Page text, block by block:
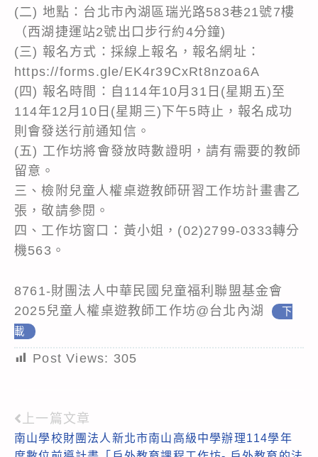
(二) 地點：台北市內湖區瑞光路583巷21號7樓
（西湖捷運站2號出口步行約4分鐘)
(三) 報名方式：採線上報名，報名網址：
https://forms.gle/EK4r39CxRt8nzoa6A
(四) 報名時間：自114年10月31日(星期五)至
114年12月10日(星期三)下午5時止，報名成功
則會發送行前通知信。
(五) 工作坊將會發放時數證明，請有需要的教師
留意。
三、檢附兒童人權桌遊教師研習工作坊計畫書乙
張，敬請參閱。
四、工作坊窗口：黃小姐，(02)2799-0333轉分
機563。
8761-財團法人中華民國兒童福利聯盟基金會
2025兒童人權桌遊教師工作坊@台北內湖
下
載
Post Views: 305
Read
more
上一篇文章
南山學校財團法人新北市南山高級中學辦理114學年